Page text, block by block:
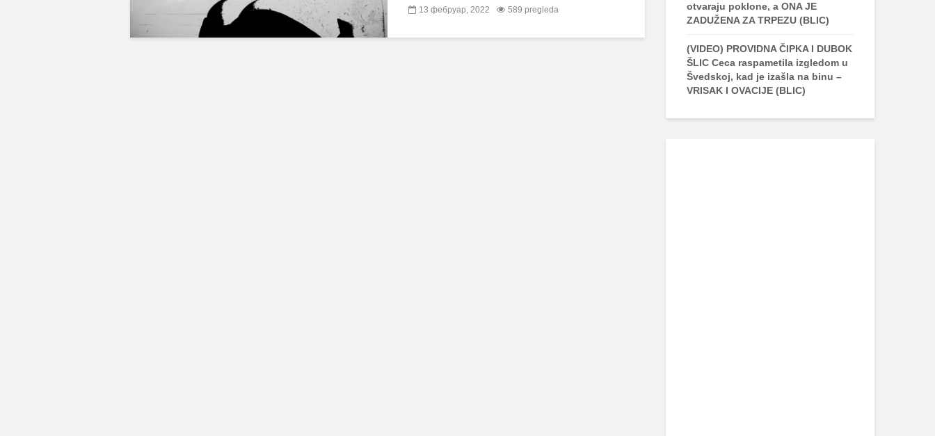
13 фебруар, 2022 589 pregleda
otvaraju poklone, a ONA JE
ZADUŽENA ZA TRPEZU (BLIC)
(VIDEO) PROVIDNA ČIPKA I DUBOK
ŠLIC Ceca raspametila izgledom u
Švedskoj, kad je izašla na binu –
VRISAK I OVACIJE (BLIC)